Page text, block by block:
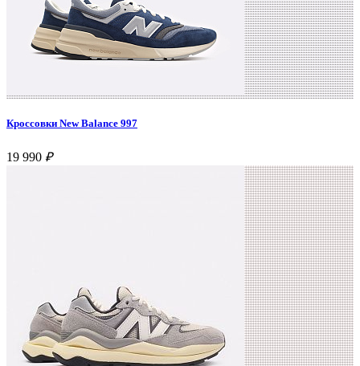
Кроссовки New Balance 997
19 990 ₽